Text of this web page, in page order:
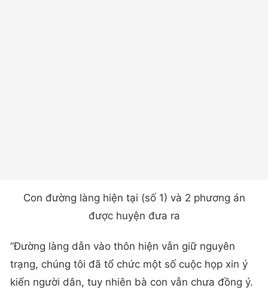
Con đường làng hiện tại (số 1) và 2 phương án
được huyện đưa ra
“Đường làng dẫn vào thôn hiện vẫn giữ nguyên
trạng, chúng tôi đã tổ chức một số cuộc họp xin ý
kiến người dân, tuy nhiên bà con vẫn chưa đồng ý.